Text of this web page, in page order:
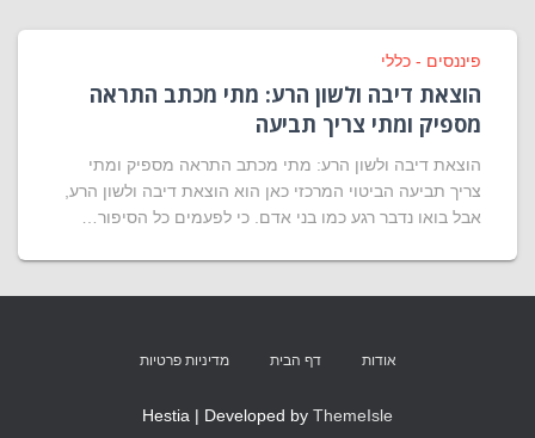
פיננסים - כללי
הוצאת דיבה ולשון הרע: מתי מכתב התראה
מספיק ומתי צריך תביעה
הוצאת דיבה ולשון הרע: מתי מכתב התראה מספיק ומתי
צריך תביעה הביטוי המרכזי כאן הוא הוצאת דיבה ולשון הרע,
אבל בואו נדבר רגע כמו בני אדם. כי לפעמים כל הסיפור…
אודות דף הבית מדיניות פרטיות
Hestia | Developed by ThemeIsle